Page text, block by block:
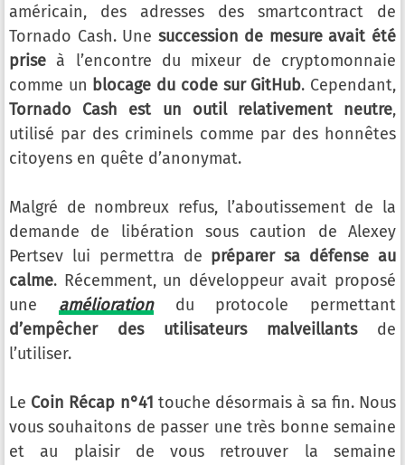
américain, des adresses des smartcontract de
Tornado Cash. Une succession de mesure avait été
prise à l’encontre du mixeur de cryptomonnaie
comme un blocage du code sur GitHub. Cependant,
Tornado Cash est un outil relativement neutre,
utilisé par des criminels comme par des honnêtes
citoyens en quête d’anonymat.
Malgré de nombreux refus, l’aboutissement de la
demande de libération sous caution de Alexey
Pertsev lui permettra de préparer sa défense au
calme. Récemment, un développeur avait proposé
une améliorationdu protocole permettant
d’empêcher des utilisateurs malveillantsde
l’utiliser.
Le Coin Récap n°41 touche désormais à sa fin. Nous
vous souhaitons de passer une très bonne semaine
et au plaisir de vous retrouver la semaine